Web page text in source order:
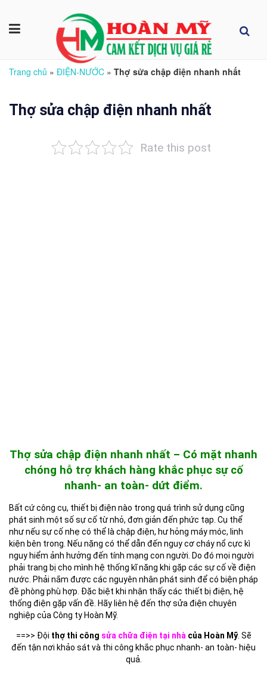
Trang chủ » ĐIỆN-NƯỚC » Thợ sửa chập điện nhanh nhất
Thợ sửa chập điện nhanh nhất
Rate this post
Thợ sửa chập điện nhanh nhất – Có mặt nhanh
chóng hỗ trợ khách hàng khắc phục sự cố
nhanh- an toàn- dứt điểm.
Bất cứ công cụ, thiết bị điện nào trong quá trình sử dụng cũng
phát sinh một số sự cố từ nhỏ, đơn giản đến phức tạp. Cụ thể
như nếu sự cố nhẹ có thể là chập điện, hư hỏng máy móc, linh
kiện bên trong. Nếu nặng có thể dẫn đến nguy cơ cháy nổ cực kì
nguy hiểm ảnh hưởng đến tính mạng con người. Do đó mọi người
phải trang bị cho mình hệ thống kĩ năng khi gặp các sự cố về điện
nước. Phải nắm được các nguyên nhân phát sinh để có biện pháp
đề phòng phù hợp. Đặc biệt khi nhận thấy các thiết bị điện, hệ
thống điện gặp vấn đề. Hãy liên hệ đến thợ sửa điện chuyên
nghiệp của Công ty Hoàn Mỹ.
==>> Đội thợ thi công sửa chữa điện tại nhà của Hoàn Mỹ. Sẽ
đến tận nơi khảo sát và thi công khắc phục nhanh- an toàn- hiệu
quả.